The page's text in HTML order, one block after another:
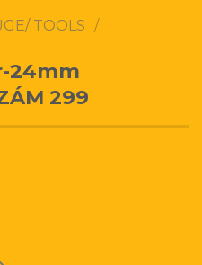
TOOLS /
24mm
299